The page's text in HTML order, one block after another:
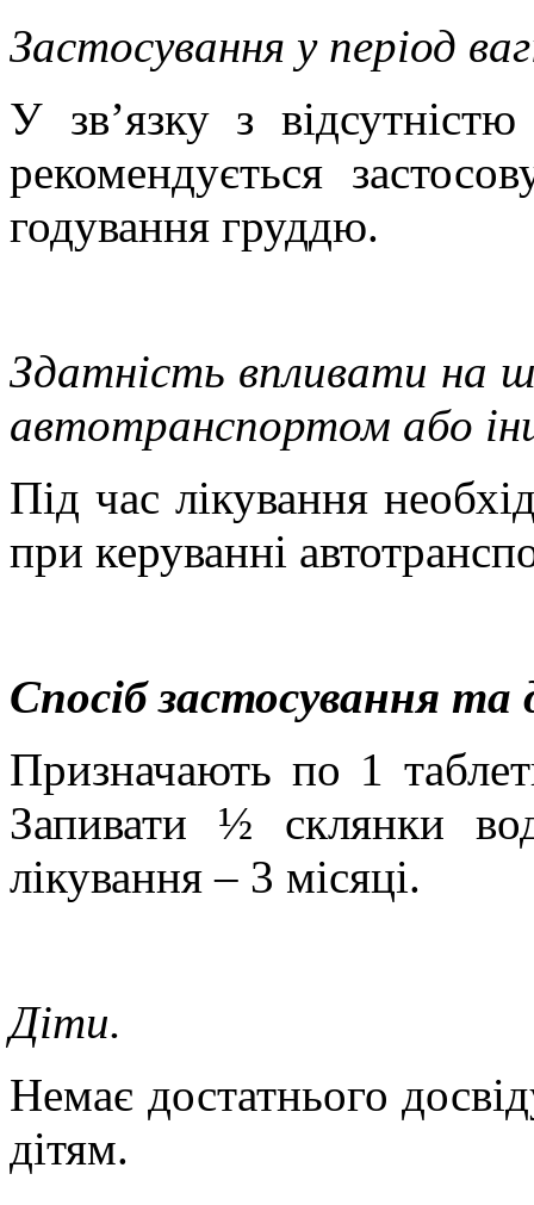
Застосування у період
У зв’язку з
рекомендується
годування груддю.
Здатність впливати на
автотранспортом або
Під час лікування
при керуванні
Спосіб застосування та
Призначають по 1
Запивати ½ склянки
лікування – 3 місяці.
Діти.
Немає достатнього
дітям.